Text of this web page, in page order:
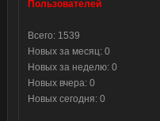
Пользователей
Всего: 1539
Новых за месяц: 0
Новых за неделю: 0
Новых вчера: 0
Новых сегодня: 0